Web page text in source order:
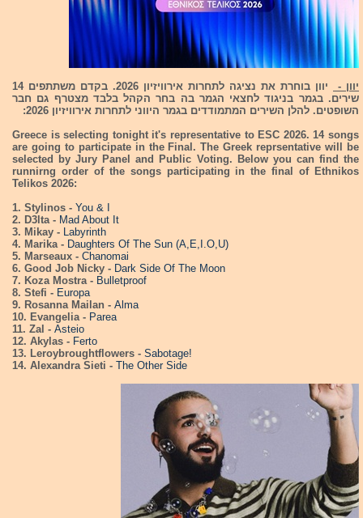
יוון -
יוון בוחרת את נציגה לתחרות אירוויזיון 2026. בקדם משתתפים 14
שירים. בגמר בניגוד לחצאי הגמר בה בחר הקהל בלבד מצטרף גם חבר
השופטים. להלן השירים המתמודדים בגמר היווני לתחרות אירוויזיון 2026:
Greece is selecting tonight it's representative to ESC 2026. 14 songs
are going to participate in the Final. The Greek reprsentative will be
selected by Jury Panel and Public Voting. Below you can find the
runnirng order of the songs participating in the final of Ethnikos
Telikos 2026:
1. Stylinos - You & I
2. D3lta - Mad About It
3. Mikay - Labyrinth
4. Marika - Daughters Of The Sun (A,E,I.O,U)
5. Marseaux - Chanomai
6. Good Job Nicky - Dark Side Of The Moon
7. Koza Mostra - Bulletproof
8. Stefi - Europa
9. Rosanna Mailan - Alma
10. Evangelia - Parea
11. Zal - Asteio
12. Akylas - Ferto
13. Leroybroughtflowers - Sabotage!
14. Alexandra Sieti - The Other Side